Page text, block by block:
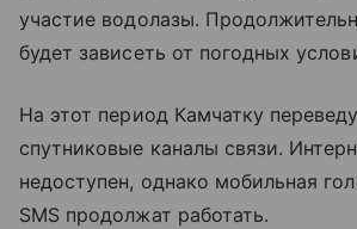
участие водолазы.
будет зависеть от погодных
На этот период Камчатку
спутниковые каналы связи.
недоступен, однако мобильная
SMS продолжат работать.